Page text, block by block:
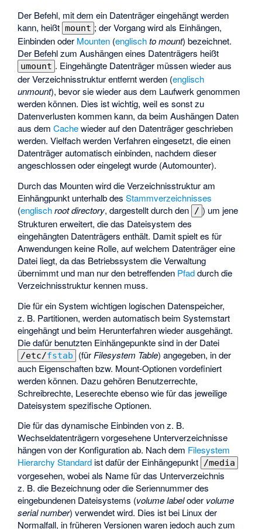
Der Befehl, mit dem ein Datenträger eingehängt werden
kann, heißt mount ; der Vorgang wird als Einhängen,
Einbinden oder Mounten (englisch to mount) bezeichnet.
Der Befehl zum Aushängen eines Datenträgers heißt
umount . Eingehängte Datenträger müssen wieder aus
der Verzeichnisstruktur entfernt werden (englisch
unmount), bevor sie wieder aus dem Laufwerk genommen
werden können. Dies ist wichtig, weil es sonst zu
Datenverlusten kommen kann, da beim Aushängen Daten
aus demCachewieder auf den Datenträger geschrieben
werden. Vielfach werden Verfahren eingesetzt, die einen
Datenträger automatisch einbinden, nachdem dieser
angeschlossen oder eingelegt wurde (Automounter).
Durch das Mounten wird die Verzeichnisstruktur am
Einhängpunkt unterhalb desStammverzeichnisses
(englisch root directory, dargestellt durch den / ) um jene
Strukturen erweitert, die das Dateisystem des
eingehängten Datenträgers enthält. Damit spielt es für
Anwendungen keine Rolle, auf welchem Datenträger eine
Datei liegt, da das Betriebssystem die Verwaltung
übernimmt und man nur den betreffenden Pfaddurch die
Verzeichnisstruktur kennen muss.
Die für ein System wichtigen logischen Datenspeicher,
z. B. Partitionen, werden automatisch beim Systemstart
eingehängt und beim Herunterfahren wieder ausgehängt.
Die dafür benutzten Einhängepunkte sind in der Datei
/etc/fstab (für Filesystem Table) angegeben, in der
auch Eigenschaften bzw. Mount-Optionen vordefiniert
werden können. Dazu gehören Benutzerrechte,
Schreibrechte, Leserechte ebenso wie für das jeweilige
Dateisystem spezifische Optionen.
Die für das dynamische Einbinden von z. B.
Wechseldatenträgern vorgesehene Unterverzeichnisse
hängen von der Konfiguration ab. Nach dem Filesystem
Hierarchy Standard ist dafür der Einhängepunkt /media
vorgesehen, wobei als Name für das Unterverzeichnis
z. B. die Bezeichnung oder die Seriennummer des
eingebundenen Dateisystems (volume labeloder volume
serial number) verwendet wird. Dies ist bei Linux der
Normalfall, in früheren Versionen waren jedoch auch zum